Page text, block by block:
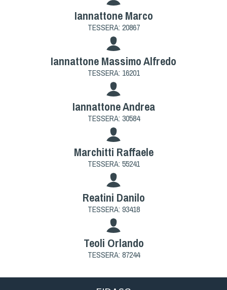
Iannattone Marco
TESSERA: 20867
Iannattone Massimo Alfredo
TESSERA: 16201
Iannattone Andrea
TESSERA: 30584
Marchitti Raffaele
TESSERA: 55241
Reatini Danilo
TESSERA: 93418
Teoli Orlando
TESSERA: 87244
Ipo Delta
Freestyle
Protezione civile Sportiva
Cinofilia Venatoria
Sleddog